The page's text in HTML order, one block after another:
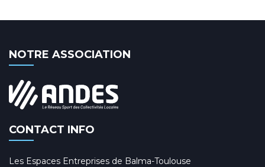
NOTRE ASSOCIATION
CONTACT INFO
Les Espaces Entreprises de Balma-Toulouse